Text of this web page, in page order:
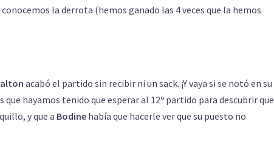
la derrota (hemos ganado las 4 veces que la hemos
acabó el partido sin recibir ni un sack. ¡Y vaya si se notó en su
que hayamos tenido que esperar al 12º partido para descubrir que
y que a Bodine había que hacerle ver que su puesto no